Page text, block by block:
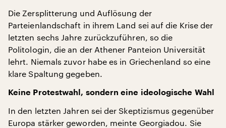
Die Zersplitterung und Auflösung der
Parteienlandschaft in ihrem Land sei auf die Krise der
letzten sechs Jahre zurückzuführen, so die
Politologin, die an der Athener Panteion Universität
lehrt. Niemals zuvor habe es in Griechenland so eine
klare Spaltung gegeben.
Keine Protestwahl, sondern eine ideologische Wahl
In den letzten Jahren sei der Skeptizismus gegenüber
Europa stärker geworden, meinte Georgiadou. Sie